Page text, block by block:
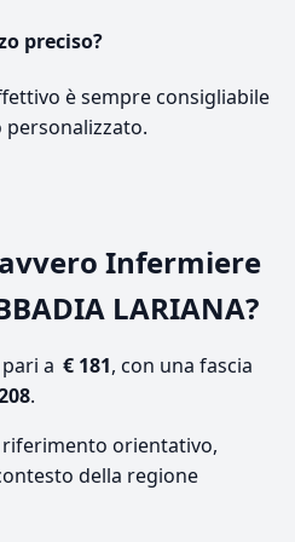
preciso?
è sempre consigliabile
Infermiere
LARIANA?
a € 181, con una fascia
.
orientativo,
della regione